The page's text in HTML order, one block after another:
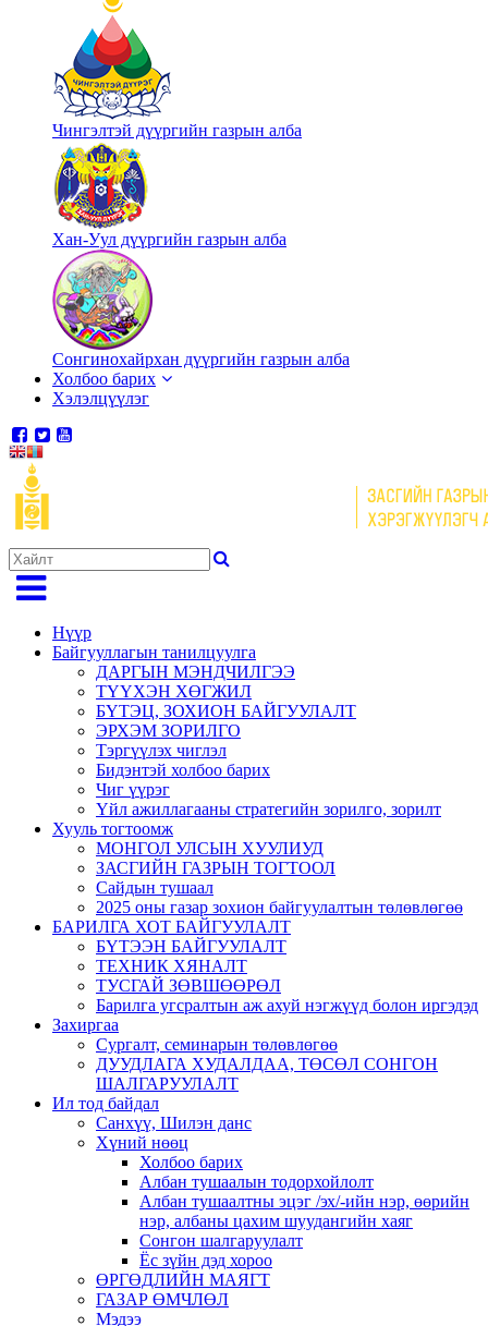
Чингэлтэй дүүргийн газрын алба
Хан-Уул дүүргийн газрын алба
Сонгинохайрхан дүүргийн газрын алба
Холбоо барих
Хэлэлцүүлэг
Нүүр
Байгууллагын танилцуулга
ДАРГЫН МЭНДЧИЛГЭЭ
ТҮҮХЭН ХӨГЖИЛ
БҮТЭЦ, ЗОХИОН БАЙГУУЛАЛТ
ЭРХЭМ ЗОРИЛГО
Тэргүүлэх чиглэл
Бидэнтэй холбоо барих
Чиг үүрэг
Үйл ажиллагааны стратегийн зорилго, зорилт
Хууль тогтоомж
МОНГОЛ УЛСЫН ХУУЛИУД
ЗАСГИЙН ГАЗРЫН ТОГТООЛ
Сайдын тушаал
2025 оны газар зохион байгуулалтын төлөвлөгөө
БАРИЛГА ХОТ БАЙГУУЛАЛТ
БҮТЭЭН БАЙГУУЛАЛТ
ТЕХНИК ХЯНАЛТ
ТУСГАЙ ЗӨВШӨӨРӨЛ
Барилга угсралтын аж ахуй нэгжүүд болон иргэдэд
Захиргаа
Сургалт, семинарын төлөвлөгөө
ДУУДЛАГА ХУДАЛДАА, ТӨСӨЛ СОНГОН
ШАЛГАРУУЛАЛТ
Ил тод байдал
Санхүү, Шилэн данс
Хүний нөөц
Холбоо барих
Албан тушаалын тодорхойлолт
Албан тушаалтны эцэг /эх/-ийн нэр, өөрийн
нэр, албаны цахим шуудангийн хаяг
Сонгон шалгаруулалт
Ёс зүйн дэд хороо
ӨРГӨДЛИЙН МАЯГТ
ГАЗАР ӨМЧЛӨЛ
Мэдээ